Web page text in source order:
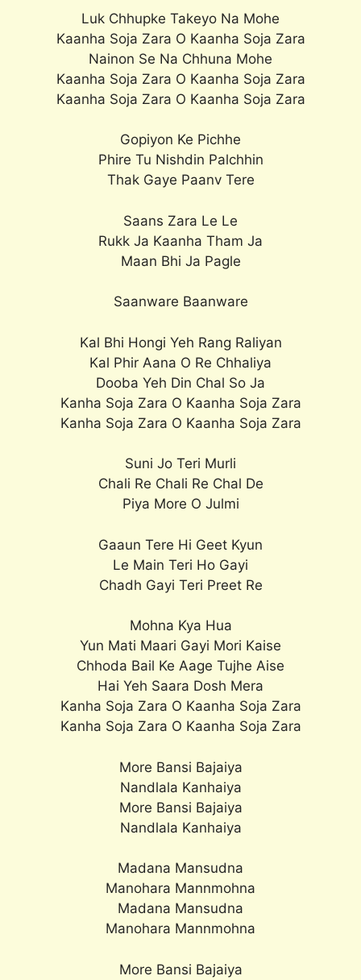
Luk Chhupke Takeyo Na Mohe
Kaanha Soja Zara O Kaanha Soja Zara
Nainon Se Na Chhuna Mohe
Kaanha Soja Zara O Kaanha Soja Zara
Kaanha Soja Zara O Kaanha Soja Zara
Gopiyon Ke Pichhe
Phire Tu Nishdin Palchhin
Thak Gaye Paanv Tere
Saans Zara Le Le
Rukk Ja Kaanha Tham Ja
Maan Bhi Ja Pagle
Saanware Baanware
Kal Bhi Hongi Yeh Rang Raliyan
Kal Phir Aana O Re Chhaliya
Dooba Yeh Din Chal So Ja
Kanha Soja Zara O Kaanha Soja Zara
Kanha Soja Zara O Kaanha Soja Zara
Suni Jo Teri Murli
Chali Re Chali Re Chal De
Piya More O Julmi
Gaaun Tere Hi Geet Kyun
Le Main Teri Ho Gayi
Chadh Gayi Teri Preet Re
Mohna Kya Hua
Yun Mati Maari Gayi Mori Kaise
Chhoda Bail Ke Aage Tujhe Aise
Hai Yeh Saara Dosh Mera
Kanha Soja Zara O Kaanha Soja Zara
Kanha Soja Zara O Kaanha Soja Zara
More Bansi Bajaiya
Nandlala Kanhaiya
More Bansi Bajaiya
Nandlala Kanhaiya
Madana Mansudna
Manohara Mannmohna
Madana Mansudna
Manohara Mannmohna
More Bansi Bajaiya